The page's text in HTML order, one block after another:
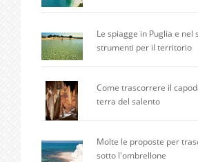
Le spiagge in Puglia e nel
strumenti per il territorio
Come trascorrere il
terra del salento
Molte le proposte per
sotto l'ombrellone